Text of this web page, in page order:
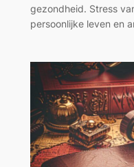
gezondheid. Stress
persoonlijke leven en